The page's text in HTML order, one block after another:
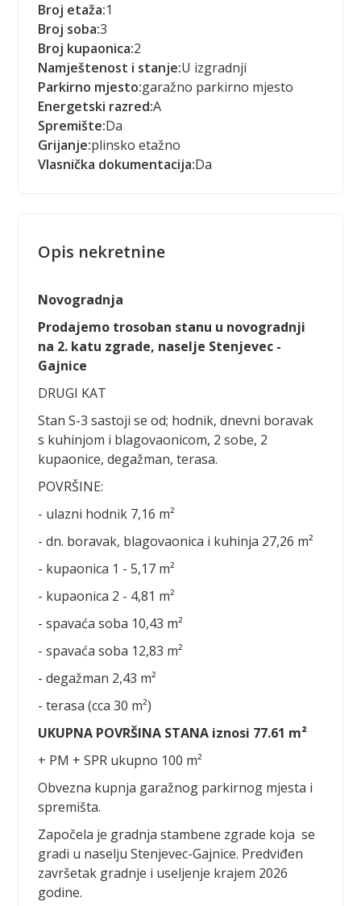
Broj etaža:1
Broj soba:3
Broj kupaonica:2
Namještenost i stanje:U izgradnji
Parkirno mjesto:garažno parkirno mjesto
Energetski razred:A
Spremište:Da
Grijanje:plinsko etažno
Vlasnička dokumentacija:Da
Opis nekretnine
Novogradnja
Prodajemo trosoban stanu u novogradnji
na 2. katu zgrade, naselje Stenjevec -
Gajnice
DRUGI KAT
Stan S-3 sastoji se od; hodnik, dnevni boravak
s kuhinjom i blagovaonicom, 2 sobe, 2
kupaonice, degažman, terasa.
POVRŠINE:
- ulazni hodnik 7,16 m²
- dn. boravak, blagovaonica i kuhinja 27,26 m²
- kupaonica 1 - 5,17 m²
- kupaonica 2 - 4,81 m²
- spavaća soba 10,43 m²
- spavaća soba 12,83 m²
- degažman 2,43 m²
- terasa (cca 30 m²)
UKUPNA POVRŠINA STANA iznosi 77.61 m²
+ PM + SPR ukupno 100 m²
Obvezna kupnja garažnog parkirnog mjesta i
spremišta.
Započela je gradnja stambene zgrade koja se
gradi u naselju Stenjevec-Gajnice. Predviđen
završetak gradnje i useljenje krajem 2026
godine.